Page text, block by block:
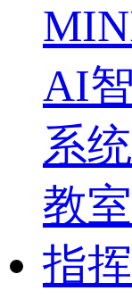
AI
系统
教
指